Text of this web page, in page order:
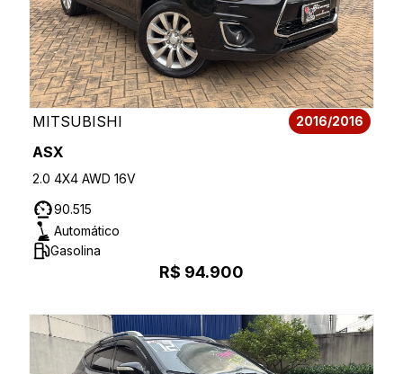
MITSUBISHI 2016/2016
ASX
2.0 4X4 AWD 16V
90.515
Automático
Gasolina
R$ 94.900